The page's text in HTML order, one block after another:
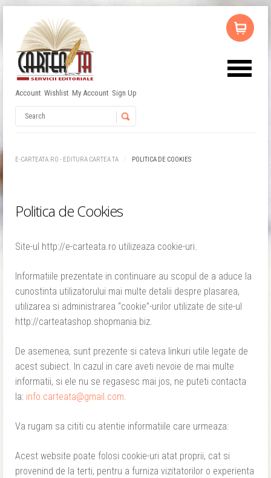
Account Wishlist My Account Sign Up
E-CARTEATA.RO - EDITURA CARTEA TA POLITICA DE COOKIES
Politica de Cookies
Site-ul http://e-carteata.ro utilizeaza cookie-uri.
Informatiile prezentate in continuare au scopul de a aduce la
cunostinta utilizatorului mai multe detalii despre plasarea,
utilizarea si administrarea “cookie”-urilor utilizate de site-ul
http://carteatashop.shopmania.biz.
De asemenea, sunt prezente si cateva linkuri utile legate de
acest subiect. In cazul in care aveti nevoie de mai multe
informatii, si ele nu se regasesc mai jos, ne puteti contacta
la: info.carteata@gmail.com
Va rugam sa cititi cu atentie informatiile care urmeaza:
Acest website poate folosi cookie-uri atat proprii, cat si
provenind de la terti, pentru a furniza vizitatorilor o experienta